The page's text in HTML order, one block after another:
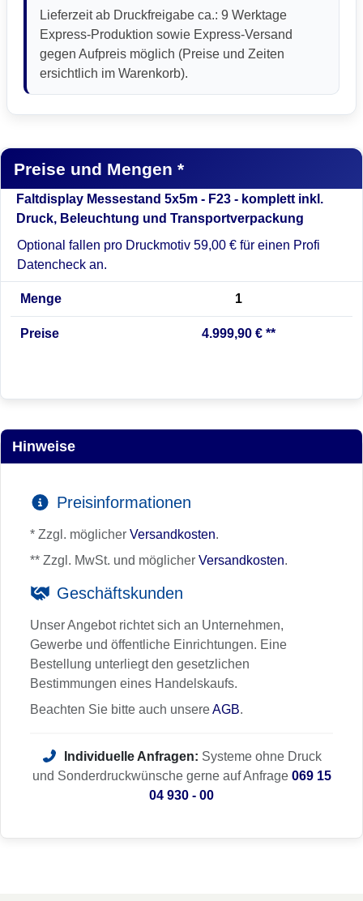
Lieferzeit ab Druckfreigabe ca.: 9 Werktage
Express-Produktion sowie Express-Versand
gegen Aufpreis möglich (Preise und Zeiten
ersichtlich im Warenkorb).
Preise und Mengen *
Faltdisplay Messestand 5x5m - F23 - komplett inkl.
Druck, Beleuchtung und Transportverpackung
Optional fallen pro Druckmotiv 59,00 € für einen Profi
Datencheck an.
Menge 1
Preise 4.999,90 € **
Hinweise
Preisinformationen
* Zzgl. möglicher Versandkosten.
** Zzgl. MwSt. und möglicher Versandkosten.
Geschäftskunden
Unser Angebot richtet sich an Unternehmen,
Gewerbe und öffentliche Einrichtungen. Eine
Bestellung unterliegt den gesetzlichen
Bestimmungen eines Handelskaufs.
Beachten Sie bitte auch unsereAGB.
Individuelle Anfragen: Systeme ohne Druck
und Sonderdruckwünsche gerne auf Anfrage 069 15
04 930 - 00